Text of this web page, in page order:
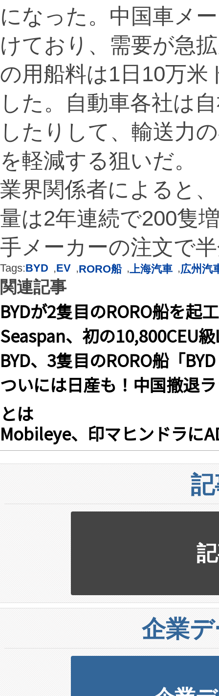
になった。中国車メ
けており、需要が急
の用船料は1日10万米
した。自動車各社は
したりして、輸送力
を軽減する狙いだ。
業界関係者によると
量は2年連続で200隻
手メーカーの注文で
Tags:BYD ,EV ,RORO船 ,上海汽車 ,広州汽
関連記事
BYDが2隻目のRORO船を起
Seaspan、初の10,800CEU
BYD、3隻目のRORO船「
ついには日産も！中国撤退
とは
Mobileye、印マヒンドラに
企業